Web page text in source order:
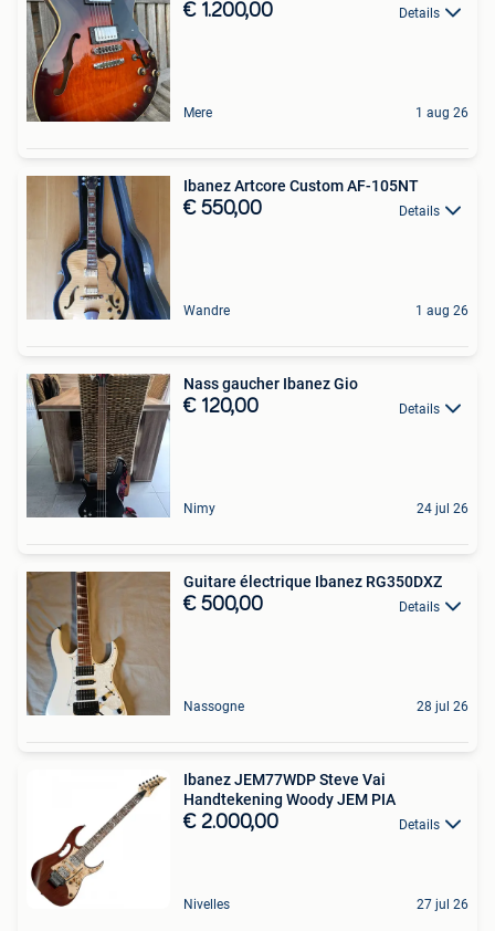
€ 1.200,00 Details
Mere 1 aug 26
Ibanez Artcore Custom AF-105NT
€ 550,00 Details
Wandre 1 aug 26
Nass gaucher Ibanez Gio
€ 120,00 Details
Nimy 24 jul 26
Guitare électrique Ibanez RG350DXZ
€ 500,00 Details
Nassogne 28 jul 26
Ibanez JEM77WDP Steve Vai
Handtekening Woody JEM PIA
€ 2.000,00 Details
Nivelles 27 jul 26